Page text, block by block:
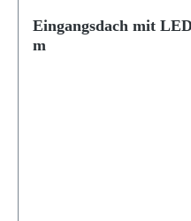
Eingangsdach mit
m